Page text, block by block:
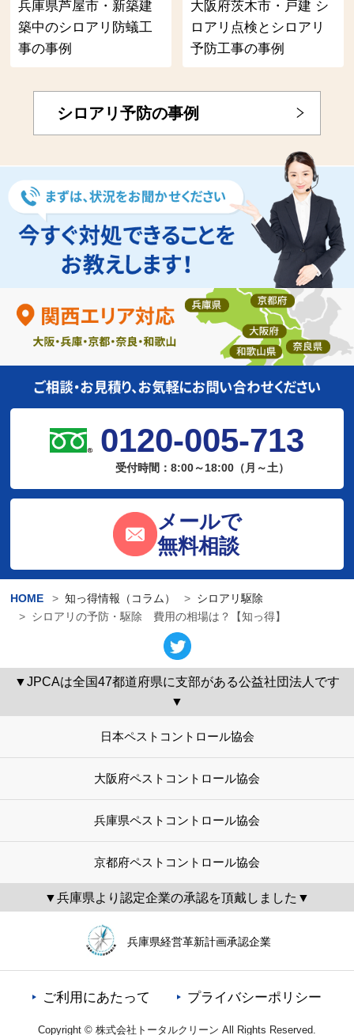
兵庫県芦屋市・新築建
築中のシロアリ防蟻工
事の事例
大阪府茨木市・戸建 シ
ロアリ点検とシロアリ
予防工事の事例
シロアリ予防の事例
0120-005-713
受付時間：8:00～18:00（月～土）
メールで
無料相談
HOME 知っ得情報（コラム）
シロアリ駆除
シロアリの予防・駆除 費用の相場は？【知っ得】
▼JPCAは全国47都道府県に支部がある公益社団法人です
▼
日本ペストコントロール協会
大阪府ペストコントロール協会
兵庫県ペストコントロール協会
京都府ペストコントロール協会
▼兵庫県より認定企業の承認を頂戴しました▼
兵庫県経営革新計画承認企業
ご利用にあたって プライバシーポリシー
Copyright © 株式会社トータルクリーン All Rights Reserved.